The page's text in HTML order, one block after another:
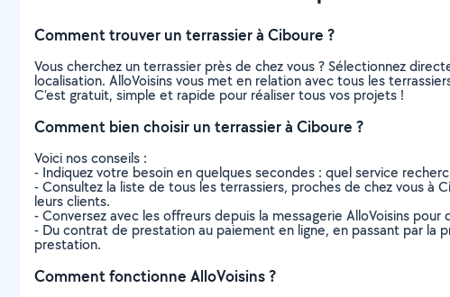
Comment trouver un terrassier à Ciboure ?
Vous cherchez un terrassier près de chez vous ? Sélectionnez
localisation. AlloVoisins vous met en relation avec tous les
C’est gratuit, simple et rapide pour réaliser tous vos projets !
Comment bien choisir un terrassier à Ciboure ?
Voici nos conseils :
- Indiquez votre besoin en quelques secondes : quel service
- Consultez la liste de tous les terrassiers, proches de chez vous à
leurs clients.
- Conversez avec les offreurs depuis la messagerie AlloVoisins
- Du contrat de prestation au paiement en ligne, en passant par la
prestation.
Comment fonctionne AlloVoisins ?